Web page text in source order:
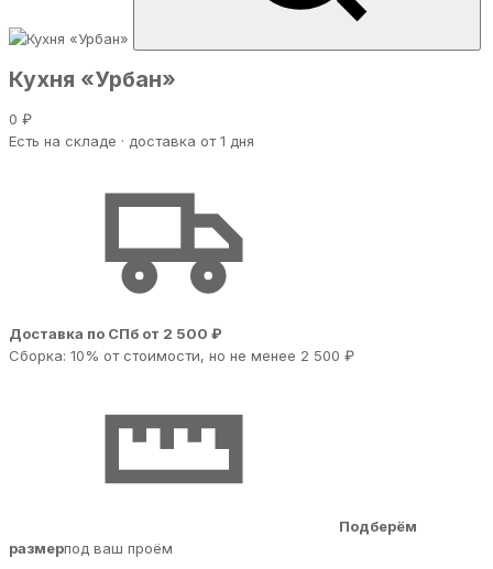
Кухня «Урбан»
0 ₽
Есть на складе · доставка от 1 дня
Доставка по СПб от 2 500 ₽
Сборка: 10% от стоимости, но не менее 2 500 ₽
Подберём
размерпод ваш проём